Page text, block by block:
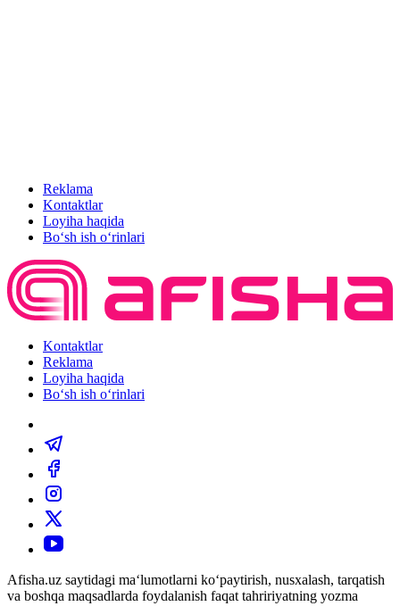
Reklama
Kontaktlar
Loyiha haqida
Bo‘sh ish o‘rinlari
Kontaktlar
Reklama
Loyiha haqida
Bo‘sh ish o‘rinlari
Afisha.uz saytidagi ma‘lumotlarni ko‘paytirish, nusxalash, tarqatish
va boshqa maqsadlarda foydalanish faqat tahririyatning yozma